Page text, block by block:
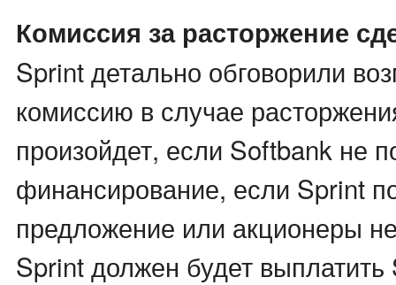
Комиссия за расторжение
Sprint детально обговорили
комиссию в случае
произойдет, если Softbank не
финансирование, если Sprint
предложение или акционеры
Sprint должен будет